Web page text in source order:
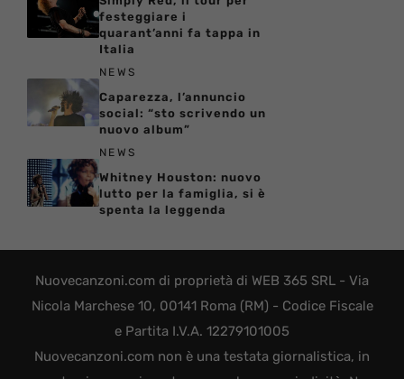
festeggiare i
quarant’anni fa tappa in
Italia
NEWS
Caparezza, l’annuncio
social: “sto scrivendo un
nuovo album”
NEWS
Whitney Houston: nuovo
lutto per la famiglia, si è
spenta la leggenda
Nuovecanzoni.com di proprietà di WEB 365 SRL - Via
Nicola Marchese 10, 00141 Roma (RM) - Codice Fiscale
e Partita I.V.A. 12279101005
Nuovecanzoni.com non è una testata giornalistica, in